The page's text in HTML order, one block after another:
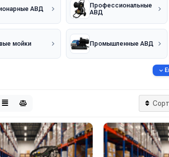
АВД
Профессиональные
АВД
мойки Промышленные АВД